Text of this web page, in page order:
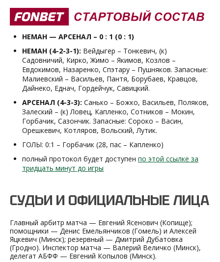
НЕМАН — АРСЕНАЛ – 0 : 1 (0 : 1)
НЕМАН (4-2-3-1): Вейдыгер – Тонкевич, (к)
Садовничий, Кирко, Жимо – Якимов, Козлов –
Евдокимов, Назаренко, Спэтару – Пушняков. Запасные:
Малиевский – Васильев, Пантя, Борубаев, Кравцов,
Дайнеко, Еднач, Гордейчук, Савицкий.
АРСЕНАЛ (4-3-3): Санько – Божко, Васильев, Поляков,
Залеский – (к) Ловец, Капленко, Сотников – Мокин,
Горбачик, Сазончик. Запасные: Сороко – Васин,
Орешкевич, Котляров, Вольский, Лутик.
ГОЛЫ: 0:1 – Горбачик (28, пас – Капленко)
полный протокол будет доступен по этой ссылке за
тридцать минут до игры
СУДЬИ И ОФИЦИАЛЬНЫЕ ЛИЦА
Главный арбитр матча — Евгений Ясенович (Копище);
помощники — Денис Емельянчиков (Гомель) и Алексей
Яцкевич (Минск); резервный — Дмитрий Дубатовка
(Гродно). Инспектор матча — Валерий Величко (Минск),
делегат АБФФ — Евгений Копылов (Минск).